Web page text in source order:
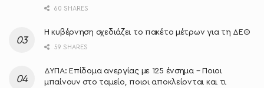
60 SHARES
Η κυβέρνηση σχεδιάζει το πακέτο μέτρων για τη ΔΕΘ
59 SHARES
ΔΥΠΑ: Επίδομα ανεργίας με 125 ένσημα – Ποιοι
μπαίνουν στο ταμείο, ποιοι αποκλείονται και τι